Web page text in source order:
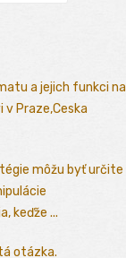
a jejich funkci na
v Praze,Ceska
môžu byť určite
keďže ...
otázka.